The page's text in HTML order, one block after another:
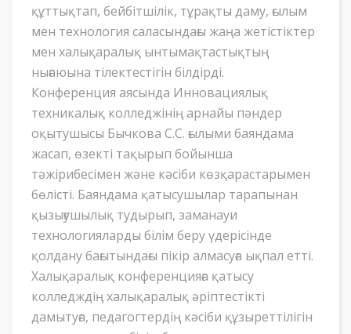
құттықтап, бейбітшілік, тұрақты даму, ғылым
мен технология саласындағы жаңа жетістіктер
мен халықаралық ынтымақтастықтың
нығаюына тілектестігін білдірді.
Конференция аясында Инновациялық
техникалық колледжінің арнайы пәндер
оқытушысы Бычкова С.С. ғылыми баяндама
жасап, өзекті тақырып бойынша
тәжірибесімен және кәсіби көзқарастарымен
бөлісті. Баяндама қатысушылар тарапынан
қызығушылық тудырып, заманауи
технологияларды білім беру үдерісінде
қолдану бағытындағы пікір алмасуға ықпал етті.
Халықаралық конференцияға қатысу
колледждің халықаралық әріптестікті
дамытуға, педагогтердің кәсіби құзыреттілігін